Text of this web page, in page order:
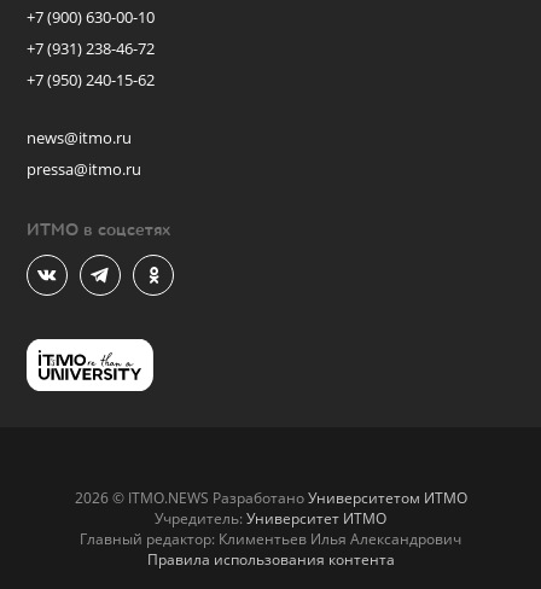
+7 (900) 630-00-10
+7 (931) 238-46-72
+7 (950) 240-15-62
news@itmo.ru
pressa@itmo.ru
ИТМО в соцсетях
2026 © ITMO.NEWS РазработаноУниверситетом ИТМО
Учредитель: Университет ИТМО
Главный редактор: Климентьев Илья Александрович
Правила использования контента